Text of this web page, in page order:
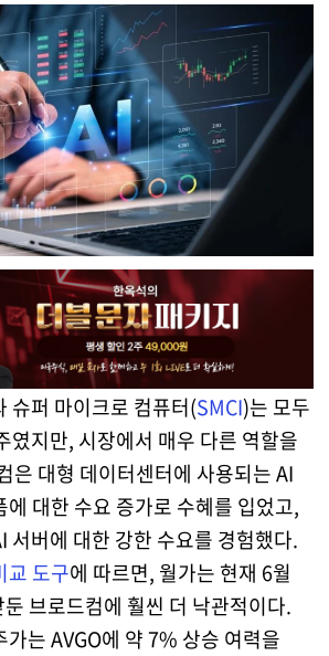
슈퍼 마이크로 컴퓨터(SMCI)는 모두
였지만, 시장에서 매우 다른 역할을
은 대형 데이터센터에 사용되는 AI
에 대한 수요 증가로 수혜를 입었고,
서버에 대한 강한 수요를 경험했다.
교 도구에 따르면, 월가는 현재 6월
둔 브로드컴에 훨씬 더 낙관적이다.
는 AVGO에 약 7% 상승 여력을